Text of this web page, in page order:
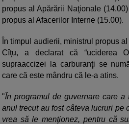
propus al Apărării Naţionale
propus al Afacerilor Interne (15.00).
În timpul audierii, ministrul propus
Cîţu, a declarat că “uciderea
supraaccizei la carburanţi se
care că este mândru că le-a atins.
"În programul de guvernare care a
anul trecut au fost câteva lucruri pe
vrea să le menţionez, pentru că